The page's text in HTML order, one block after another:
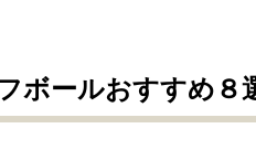
ボールおすすめ８